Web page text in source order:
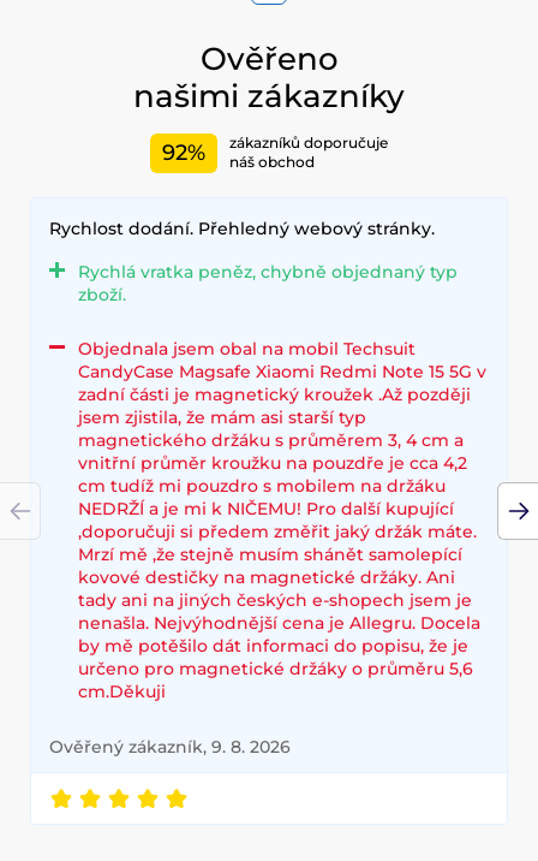
Ověřeno
našimi zákazníky
92%
zákazníků doporučuje
náš obchod
Rychlost dodání. Přehledný webový stránky.
Rychlá vratka peněz, chybně objednaný typ
zboží.
Objednala jsem obal na mobil Techsuit
CandyCase Magsafe Xiaomi Redmi Note 15 5G v
zadní části je magnetický kroužek .Až později
jsem zjistila, že mám asi starší typ
magnetického držáku s průměrem 3, 4 cm a
vnitřní průměr kroužku na pouzdře je cca 4,2
cm tudíž mi pouzdro s mobilem na držáku
NEDRŽÍ a je mi k NIČEMU! Pro další kupující
,doporučuji si předem změřit jaký držák máte.
Mrzí mě ,že stejně musím shánět samolepící
kovové destičky na magnetické držáky. Ani
tady ani na jiných českých e-shopech jsem je
nenašla. Nejvýhodnější cena je Allegru. Docela
by mě potěšilo dát informaci do popisu, že je
určeno pro magnetické držáky o průměru 5,6
cm.Děkuji
Ověřený zákazník, 9. 8. 2026